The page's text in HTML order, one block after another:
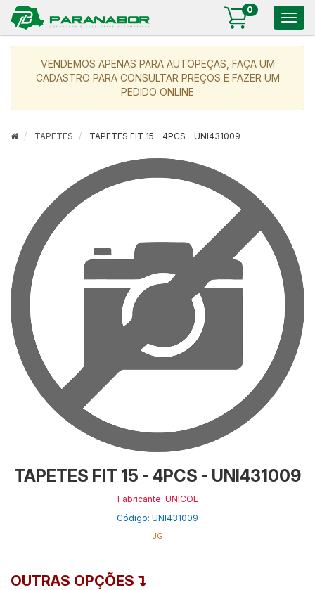
0
VENDEMOS APENAS PARA AUTOPEÇAS, FAÇA UM
CADASTRO PARA CONSULTAR PREÇOS E FAZER UM
PEDIDO ONLINE
TAPETES TAPETES FIT 15 - 4PCS - UNI431009
TAPETES FIT 15 - 4PCS - UNI431009
Fabricante: UNICOL
Código: UNI431009
JG
OUTRAS OPÇÕES